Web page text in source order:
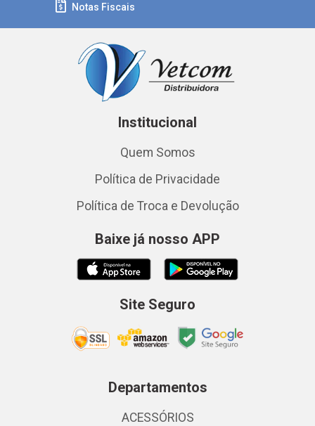
Notas Fiscais
Institucional
Quem Somos
Política de Privacidade
Política de Troca e Devolução
Baixe já nosso APP
Site Seguro
Departamentos
ACESSÓRIOS